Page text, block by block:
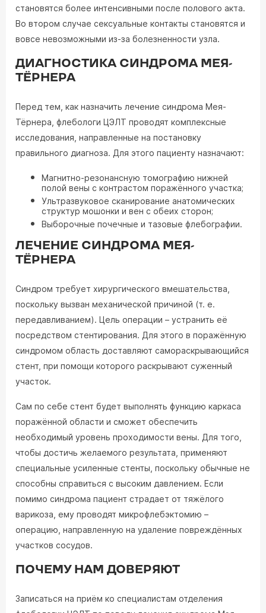
становятся более интенсивными после полового акта.
Во втором случае сексуальные контакты становятся и
вовсе невозможными из-за болезненности узла.
ДИАГНОСТИКА СИНДРОМА МЕЯ-
ТЁРНЕРА
Перед тем, как назначить лечение синдрома Мея-
Тёрнера, флебологи ЦЭЛТ проводят комплексные
исследования, направленные на постановку
правильного диагноза. Для этого пациенту назначают:
Магнитно-резонансную томографию нижней
полой вены с контрастом поражённого участка;
Ультразвуковое сканирование анатомических
структур мошонки и вен с обеих сторон;
Выборочные почечные и тазовые флебографии.
ЛЕЧЕНИЕ СИНДРОМА МЕЯ-
ТЁРНЕРА
Синдром требует хирургического вмешательства,
поскольку вызван механической причиной (т. е.
передавливанием). Цель операции – устранить её
посредством стентирования. Для этого в поражённую
синдромом область доставляют самораскрывающийся
стент, при помощи которого раскрывают суженный
участок.
Сам по себе стент будет выполнять функцию каркаса
поражённой области и сможет обеспечить
необходимый уровень проходимости вены. Для того,
чтобы достичь желаемого результата, применяют
специальные усиленные стенты, поскольку обычные не
способны справиться с высоким давлением. Если
помимо синдрома пациент страдает от тяжёлого
варикоза, ему проводят микрофлебэктомию –
операцию, направленную на удаление повреждённых
участков сосудов.
ПОЧЕМУ НАМ ДОВЕРЯЮТ
Записаться на приём ко специалистам отделения